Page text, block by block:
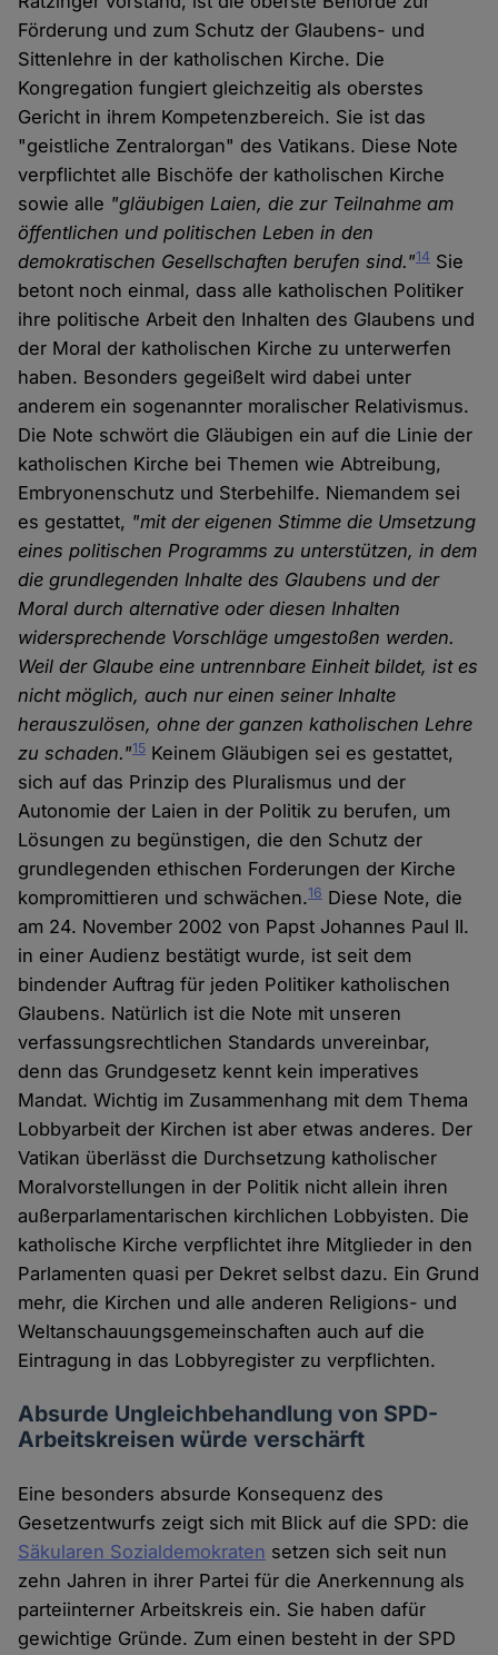
Förderung und zum Schutz der Glaubens- und
Sittenlehre in der katholischen Kirche. Die
Kongregation fungiert gleichzeitig als oberstes
Gericht in ihrem Kompetenzbereich. Sie ist das
"geistliche Zentralorgan" des Vatikans. Diese Note
verpflichtet alle Bischöfe der katholischen Kirche
sowie alle "gläubigen Laien, die zur Teilnahme am
öffentlichen und politischen Leben in den
demokratischen Gesellschaften berufen sind."14 Sie
betont noch einmal, dass alle katholischen Politiker
ihre politische Arbeit den Inhalten des Glaubens und
der Moral der katholischen Kirche zu unterwerfen
haben. Besonders gegeißelt wird dabei unter
anderem ein sogenannter moralischer Relativismus.
Die Note schwört die Gläubigen ein auf die Linie der
katholischen Kirche bei Themen wie Abtreibung,
Embryonenschutz und Sterbehilfe. Niemandem sei
es gestattet, "mit der eigenen Stimme die Umsetzung
eines politischen Programms zu unterstützen, in dem
die grundlegenden Inhalte des Glaubens und der
Moral durch alternative oder diesen Inhalten
widersprechende Vorschläge umgestoßen werden.
Weil der Glaube eine untrennbare Einheit bildet, ist es
nicht möglich, auch nur einen seiner Inhalte
herauszulösen, ohne der ganzen katholischen Lehre
zu schaden."15 Keinem Gläubigen sei es gestattet,
sich auf das Prinzip des Pluralismus und der
Autonomie der Laien in der Politik zu berufen, um
Lösungen zu begünstigen, die den Schutz der
grundlegenden ethischen Forderungen der Kirche
kompromittieren und schwächen.16 Diese Note, die
am 24. November 2002 von Papst Johannes Paul II.
in einer Audienz bestätigt wurde, ist seit dem
bindender Auftrag für jeden Politiker katholischen
Glaubens. Natürlich ist die Note mit unseren
verfassungsrechtlichen Standards unvereinbar,
denn das Grundgesetz kennt kein imperatives
Mandat. Wichtig im Zusammenhang mit dem Thema
Lobbyarbeit der Kirchen ist aber etwas anderes. Der
Vatikan überlässt die Durchsetzung katholischer
Moralvorstellungen in der Politik nicht allein ihren
außerparlamentarischen kirchlichen Lobbyisten. Die
katholische Kirche verpflichtet ihre Mitglieder in den
Parlamenten quasi per Dekret selbst dazu. Ein Grund
mehr, die Kirchen und alle anderen Religions- und
Weltanschauungsgemeinschaften auch auf die
Eintragung in das Lobbyregister zu verpflichten.
Absurde Ungleichbehandlung von SPD-
Arbeitskreisen würde verschärft
Eine besonders absurde Konsequenz des
Gesetzentwurfs zeigt sich mit Blick auf die SPD: die
Säkularen Sozialdemokraten setzen sich seit nun
zehn Jahren in ihrer Partei für die Anerkennung als
parteiinterner Arbeitskreis ein. Sie haben dafür
gewichtige Gründe. Zum einen besteht in der SPD